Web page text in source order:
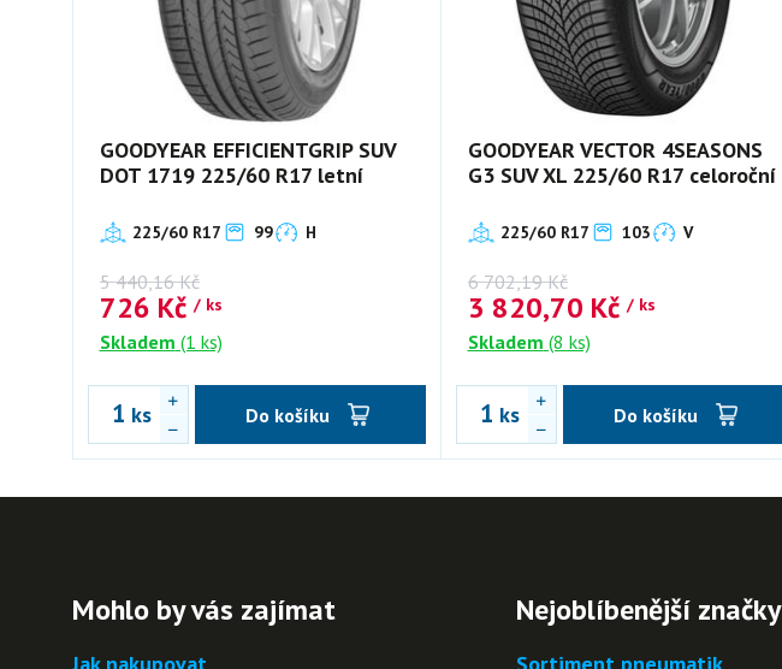
GOODYEAR EFFICIENTGRIP SUV
DOT 1719 225/60 R17 letní
225/60 R17 99 H
5 440,16 Kč
726 Kč / ks
Skladem (1 ks)
ks Do košíku
GOODYEAR VECTOR 4SEASONS
G3 SUV XL 225/60 R17 celoroční
225/60 R17 103 V
6 702,19 Kč
3 820,70 Kč / ks
Skladem (8 ks)
ks Do košíku
Mohlo by vás zajímat Nejoblíbenější značky